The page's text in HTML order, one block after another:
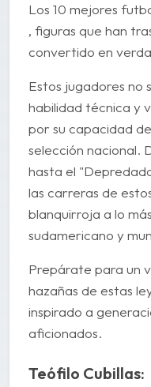
Los 10 mejores
, figuras que han
convertido en
Estos jugadores no
habilidad técnica y
por su capacidad
selección nacional.
hasta el
las carreras de
blanquirroja a lo
sudamericano y
Prepárate para un
hazañas de estas
inspirado a
aficionados.
Teófilo Cubillas: